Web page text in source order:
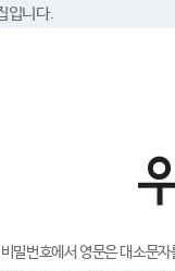
입니다.
밀번호에서 영문은 대소문